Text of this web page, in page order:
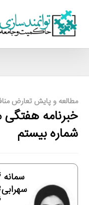
مطالعه و پایش تعارض
خبرنامه
شماره بیستم
سمانه
سهرابی